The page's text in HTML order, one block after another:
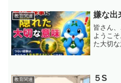
ル」と聞
かべる
教育関連 嫌な出
皆さん
ようこ
た大切
クレー
教育関連 ５S